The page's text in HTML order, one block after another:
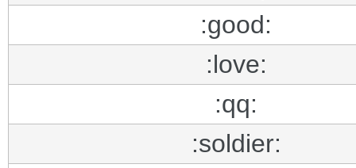
:good:
:love:
:qq:
:soldier: